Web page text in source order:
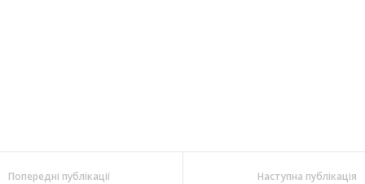
Попередні публікації Наступна публікація